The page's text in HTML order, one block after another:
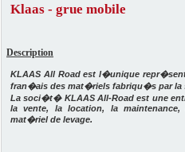
Klaas - grue mobile
Description
KLAAS All Road est l�unique
fran�ais des mat�riels fabriqu�s par la
La soci�t� KLAAS All-Road est une
la vente, la location, la
mat�riel de levage.